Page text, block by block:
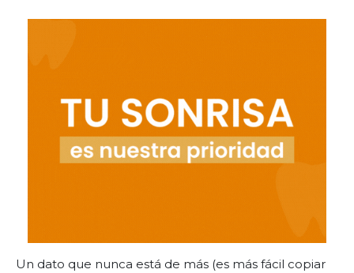
Un dato que nunca está de más (es más fácil copiar